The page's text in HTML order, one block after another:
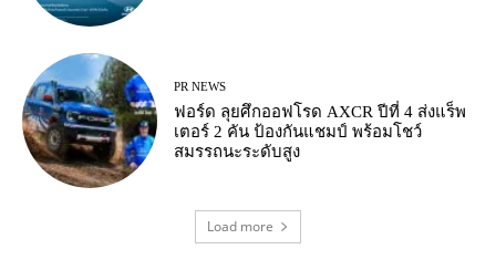
PR NEWS
ฟอร์ด ลุยศึกออฟโรด AXCR ปีที่ 4 ส่งแร็พ
เตอร์ 2 คัน ป้องกันแชมป์ พร้อมโชว์
สมรรถนะระดับสูง
Load more